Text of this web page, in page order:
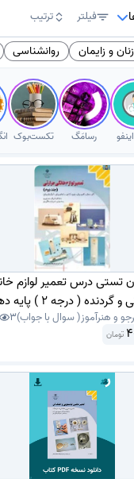
فیلتر ترتیب
و زایمان روانشناسی
رسامَگ تکست‌بوک
تستی درس تعمیر لوازم
حرارتی و گردنده ( درجه 2
لوازم خانگی شاخه کاردانش
شهریور 1401 با جواب .
و هنرآموز( سوال با جواب)3
تومان